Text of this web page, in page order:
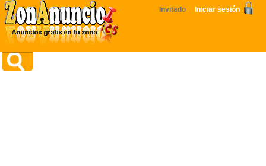
Invitado Iniciar sesión